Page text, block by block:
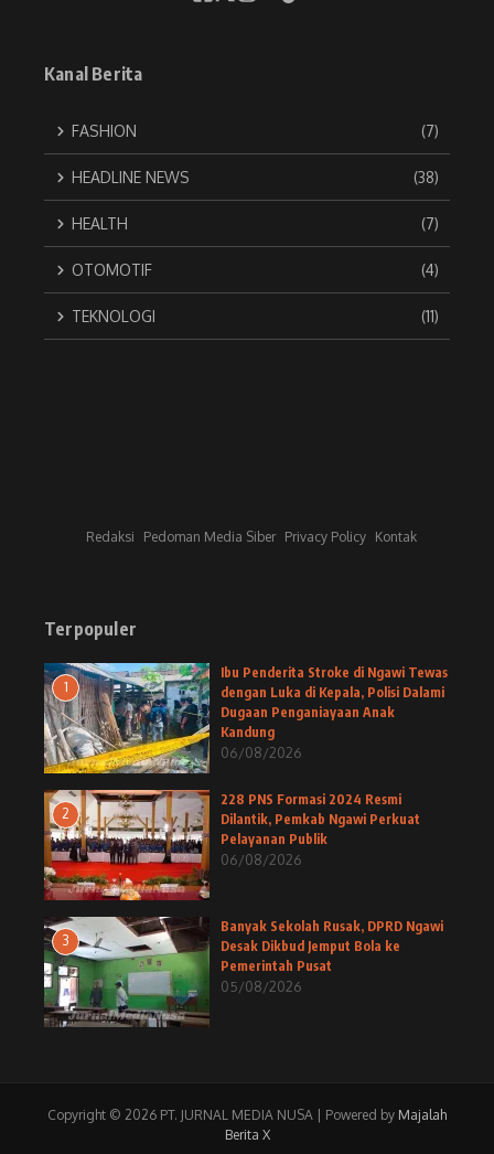
Kanal Berita
FASHION (7)
HEADLINE NEWS (38)
HEALTH (7)
OTOMOTIF (4)
TEKNOLOGI (11)
Redaksi Pedoman Media Siber Privacy Policy Kontak
Terpopuler
1
Ibu Penderita Stroke di Ngawi Tewas
dengan Luka di Kepala, Polisi Dalami
Dugaan Penganiayaan Anak
Kandung
06/08/2026
2
228 PNS Formasi 2024 Resmi
Dilantik, Pemkab Ngawi Perkuat
Pelayanan Publik
06/08/2026
3
Banyak Sekolah Rusak, DPRD Ngawi
Desak Dikbud Jemput Bola ke
Pemerintah Pusat
05/08/2026
Copyright © 2026 PT. JURNAL MEDIA NUSA | Powered by Majalah
Berita X